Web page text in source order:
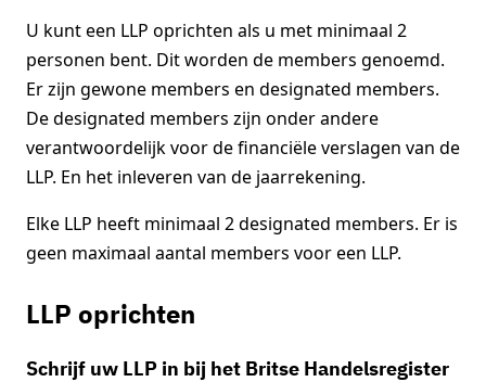
U kunt een LLP oprichten als u met minimaal 2
personen bent. Dit worden de members genoemd.
Er zijn gewone members en designated members.
De designated members zijn onder andere
verantwoordelijk voor de financiële verslagen van de
LLP. En het inleveren van de jaarrekening.
Elke LLP heeft minimaal 2 designated members. Er is
geen maximaal aantal members voor een LLP.
LLP oprichten
Schrijf uw LLP in bij het Britse Handelsregister